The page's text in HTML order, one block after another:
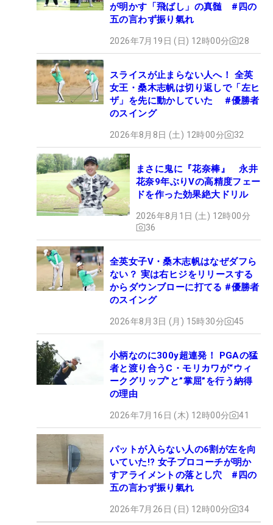
が明かす「飛ばし」の真髄 #四の
五の言わず振り氣れ
2026年7月19日 (日) 12時00分 28
スライスが止まらない人へ！ 全英
女王・桑木志帆は切り返しで「左ヒ
ザ」を先に動かしていた #優勝者
のスイング
2026年8月8日 (土) 12時00分 32
まさに鬼に『花奈棒』 永井
花奈9年ぶりVの高精度フェー
ドを作った効果絶大ドリル
2026年8月1日 (土) 12時00分
36
全英女子V・桑木志帆はなぜダフら
ない？ 実は右ヒジをリリースする
からダウンブローに打てる #優勝者
のスイング
2026年8月3日 (月) 15時30分 45
小柄なのに300y超連発！ PGAの猛
者と渡り合うC・モリカワが“ウィ
ークグリップ”と”掌屈”を行う納得
の理由
2026年7月16日 (木) 12時00分 41
パットが入らない人の6割が左を向
いていた!? 女子プロコーチが明か
すアライメントの落とし穴 #四の
五の言わず振り氣れ
2026年7月26日 (日) 12時00分 34